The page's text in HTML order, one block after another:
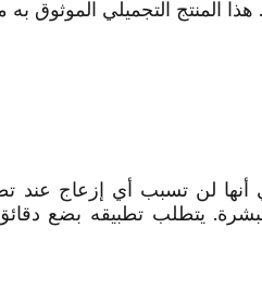
المنتج التجميلي الموثوق به
لن تسبب أي إزعاج عند
البشرة. يتطلب تطبيقه